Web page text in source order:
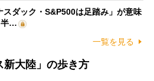
スダック・S&P500は足踏み」が意味
半…
一覧を見る
新大陸」の歩き方